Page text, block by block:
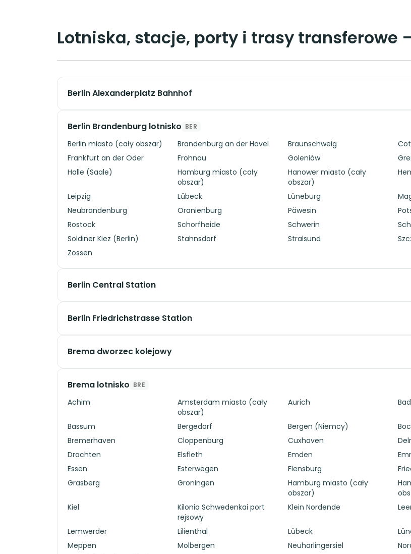
Lotniska, stacje, porty i trasy transferowe
Berlin Alexanderplatz Bahnhof
Berlin Brandenburg lotnisko BER
Berlin miasto (cały obszar) Brandenburg an der Havel Braunschweig
Frankfurt an der Oder
Frohnau Goleniów
Halle (Saale)
Hamburg miasto (cały
obszar)
Hanower miasto (cały
obszar)
Leipzig Lübeck Lüneburg
Neubrandenburg
Oranienburg Päwesin
Rostock
Schorfheide Schwerin
Soldiner Kiez (Berlin)
Stahnsdorf Stralsund
Zossen
Berlin Central Station
Berlin Friedrichstrasse Station
Brema dworzec kolejowy
Brema lotnisko BRE
Achim
Amsterdam miasto (cały
obszar)
Aurich
Bassum Bergedorf Bergen (Niemcy)
Bremerhaven
Cloppenburg Cuxhaven
Drachten
Elsfleth Emden
Essen
Esterwegen Flensburg
Grasberg
Groningen
Hamburg miasto (cały
obszar)
Kiel
Kilonia Schwedenkai port
rejsowy
Klein Nordende
Lemwerder Lilienthal Lübeck
Meppen
Molbergen Neuharlingersiel